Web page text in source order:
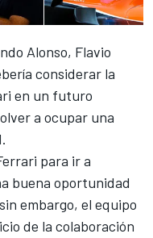
Alonso, Flavio
considerar la
en un futuro
a ocupar una
para ir a
buena oportunidad
embargo, el equipo
de la colaboración